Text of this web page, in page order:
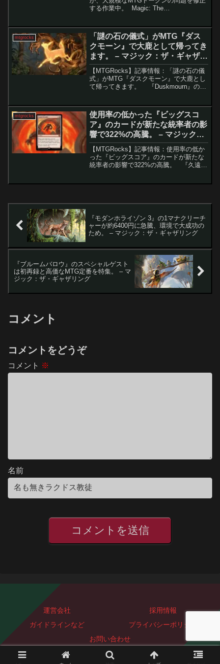
する作業中。 Magic: The
ードを見つけることです。しかし、これ
と同...
mtgrocks
「謎の石の儀式」がMTG『ダス
クモーン』で大鹿として帰ってき
ます。 – マジック：ザ・ギャザリ
ング
【MTGRocks】記事情報：「謎の石の儀
式」がMTG『ダスクモーン』で大鹿とし
て帰ってきます。 『Duskmourn』のプ
目を集めているのが「永劫の活力」で
す。...
mtgrocks
使用率の低かった『ビッグスコ
ア』のカードが新たな統率者の影
響で322%の高騰。 – マジック：
ザ・ギャザリング
【MTGRocks】記事情報：使用率の低か
った『ビッグスコア』のカードが新たな
統率者の影響で322%の高騰。 『久遠の
『モダンホライゾン 3』の1マナクリーチ
ャーが約6400円に急騰、環境で大成功の
ため。 – マジック：ザ・ギャザリング
『ブルームバロウ』のスペシャルゲスト
は初再録と高価なMTG定番を特集。 – マ
ジック：ザ・ギャザリング
コメント
コメントをどうぞ
コメント ※
名前
運営会社
採用情報
ガイドラインなど
プライバシーポリシー
お問い合わせ
Copyright © 2023-2026 ぐっどぴーす株式会社 All Rights Reserved.